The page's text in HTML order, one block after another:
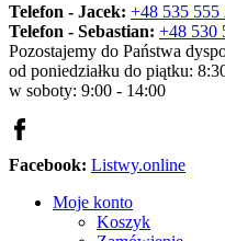
Telefon - Jacek: +48 535 555
Telefon - Sebastian: +48 530
Pozostajemy do Państwa
od poniedziałku do piątku:
w soboty: 9:00 - 14:00
Facebook: Listwy.online
Moje konto
Koszyk